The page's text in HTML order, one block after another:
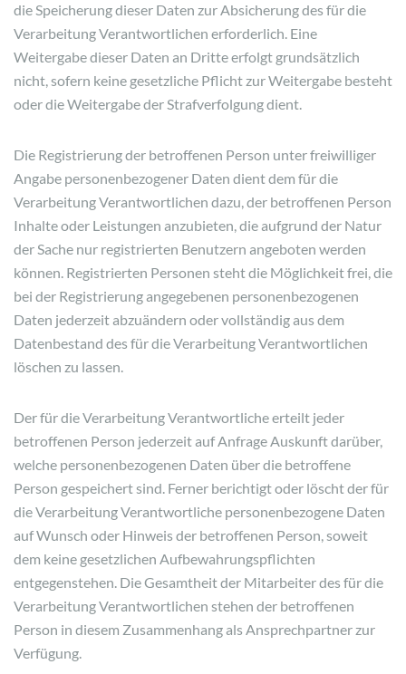
die Speicherung dieser Daten zur Absicherung des für die
Verarbeitung Verantwortlichen erforderlich. Eine
Weitergabe dieser Daten an Dritte erfolgt grundsätzlich
nicht, sofern keine gesetzliche Pflicht zur Weitergabe besteht
oder die Weitergabe der Strafverfolgung dient.
Die Registrierung der betroffenen Person unter freiwilliger
Angabe personenbezogener Daten dient dem für die
Verarbeitung Verantwortlichen dazu, der betroffenen Person
Inhalte oder Leistungen anzubieten, die aufgrund der Natur
der Sache nur registrierten Benutzern angeboten werden
können. Registrierten Personen steht die Möglichkeit frei, die
bei der Registrierung angegebenen personenbezogenen
Daten jederzeit abzuändern oder vollständig aus dem
Datenbestand des für die Verarbeitung Verantwortlichen
löschen zu lassen.
Der für die Verarbeitung Verantwortliche erteilt jeder
betroffenen Person jederzeit auf Anfrage Auskunft darüber,
welche personenbezogenen Daten über die betroffene
Person gespeichert sind. Ferner berichtigt oder löscht der für
die Verarbeitung Verantwortliche personenbezogene Daten
auf Wunsch oder Hinweis der betroffenen Person, soweit
dem keine gesetzlichen Aufbewahrungspflichten
entgegenstehen. Die Gesamtheit der Mitarbeiter des für die
Verarbeitung Verantwortlichen stehen der betroffenen
Person in diesem Zusammenhang als Ansprechpartner zur
Verfügung.